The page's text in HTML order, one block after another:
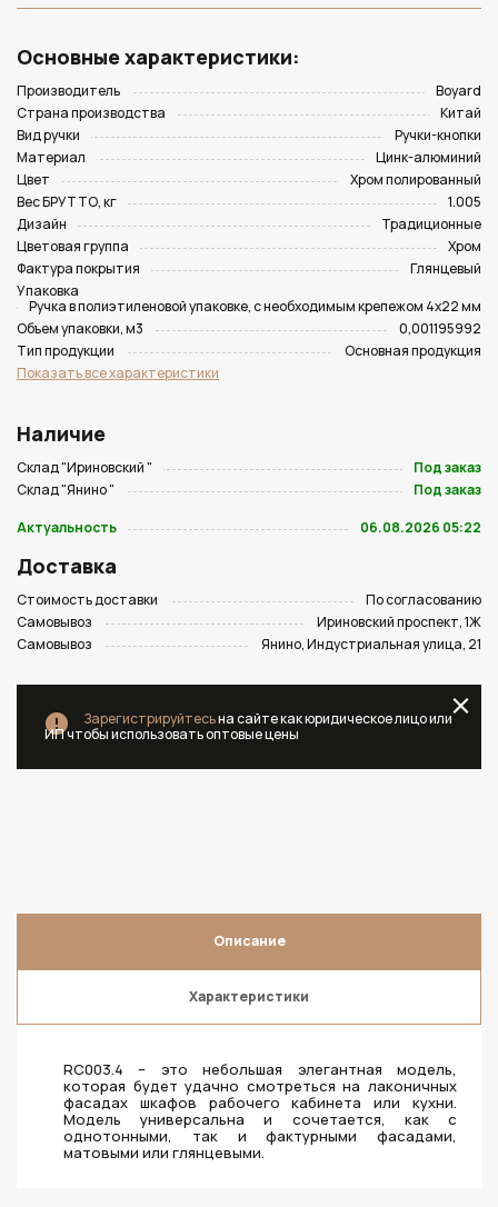
Основные характеристики:
Производитель
Boyard
Страна производства
Китай
Вид ручки
Ручки-кнопки
Материал
Цинк-алюминий
Цвет
Хром полированный
Вес БРУТТО, кг
1.005
Дизайн
Традиционные
Цветовая группа
Хром
Фактура покрытия
Глянцевый
Упаковка
Ручка в полиэтиленовой упаковке, с необходимым крепежом 4х22 мм
Объем упаковки, м3
0,001195992
Тип продукции
Основная продукция
Показать все характеристики
Наличие
Склад "Ириновский "
Под заказ
Склад "Янино "
Под заказ
Актуальность
06.08.2026 05:22
Доставка
Стоимость доставки
По согласованию
Самовывоз
Ириновский проспект, 1Ж
Самовывоз
Янино, Индустриальная улица, 21
Зарегистрируйтесьна сайте как юридическое лицо или
ИП чтобы использовать оптовые цены
Описание
Характеристики
RC003.4 – это небольшая элегантная модель,
которая будет удачно смотреться на лаконичных
фасадах шкафов рабочего кабинета или кухни.
Модель универсальна и сочетается, как с
однотонными, так и фактурными фасадами,
матовыми или глянцевыми.